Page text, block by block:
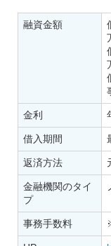
融資金額
金利
借入期間
返済方法
金融機関のタイ
プ
事務手数料